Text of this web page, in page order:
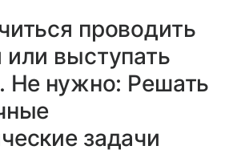
проводить
выступать
Не нужно: Решать
задачи